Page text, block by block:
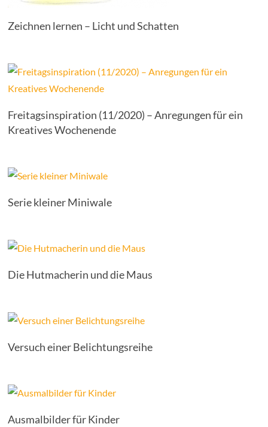
Zeichnen lernen – Licht und Schatten
Freitagsinspiration (11/2020) – Anregungen für ein
Kreatives Wochenende
Serie kleiner Miniwale
Die Hutmacherin und die Maus
Versuch einer Belichtungsreihe
Ausmalbilder für Kinder